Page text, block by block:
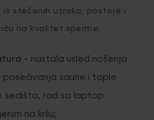
ili stečenih uzroka, postoje i
na kvalitet sperme:
- nastala usled nošenja
saune i tople
sedišta, rad sa laptop
na krilu;